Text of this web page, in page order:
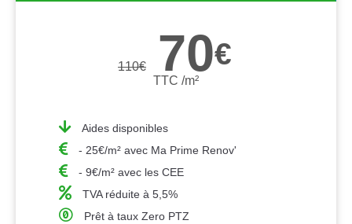
110€ 70€
TTC /m²
Aides disponibles
- 25€/m² avec Ma Prime Renov'
- 9€/m² avec les CEE
TVA réduite à 5,5%
Prêt à taux Zero PTZ